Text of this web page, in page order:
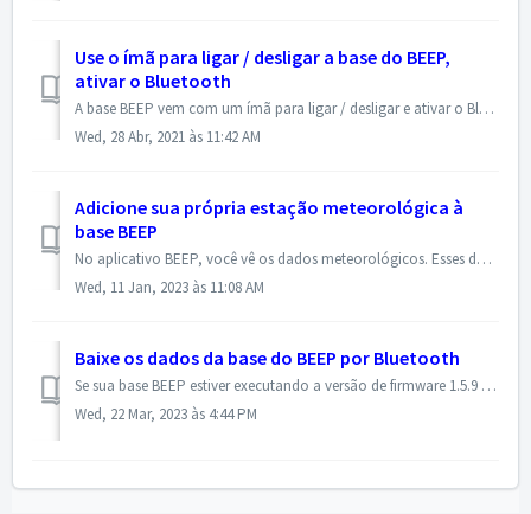
Use o ímã para ligar / desligar a base do BEEP,
ativar o Bluetooth
A base BEEP vem com um ímã para ligar / desligar e ativar o Bluetooth. Veja a imagem para a posição correta do ímã. Ligue - segure o ímã na base do BEEP...
Wed, 28 Abr, 2021 às 11:42 AM
Adicione sua própria estação meteorológica à
base BEEP
No aplicativo BEEP, você vê os dados meteorológicos. Esses dados são coletados de satélites e estão vinculados à localização do seu apiário. Também é possív...
Wed, 11 Jan, 2023 às 11:08 AM
Baixe os dados da base do BEEP por Bluetooth
Se sua base BEEP estiver executando a versão de firmware 1.5.9 ou superior, você pode ler os dados de medição registrados offline na memória interna usando ...
Wed, 22 Mar, 2023 às 4:44 PM